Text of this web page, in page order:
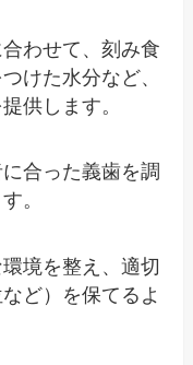
わせて、刻み食
けた水分など、
供します。
合った義歯を調
。
境を整え、適切
ど）を保てるよ